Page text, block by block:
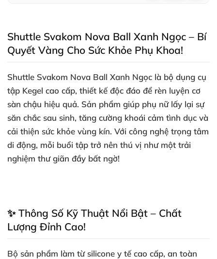
Shuttle Svakom Nova Ball Xanh Ngọc – Bí
Quyết Vàng Cho Sức Khỏe Phụ Khoa!
Shuttle Svakom Nova Ball Xanh Ngọc là bộ dụng cụ
tập Kegel cao cấp, thiết kế độc đáo để rèn luyện cơ
sàn chậu hiệu quả. Sản phẩm giúp phụ nữ lấy lại sự
săn chắc sau sinh, tăng cường khoái cảm tình dục và
cải thiện sức khỏe vùng kín. Với công nghệ trọng tâm
di động, mỗi buổi tập trở nên thú vị như một trải
nghiệm thư giãn đầy bất ngờ!
✨ Thông Số Kỹ Thuật Nổi Bật – Chất
Lượng Đỉnh Cao!
Bộ sản phẩm làm từ silicone y tế cao cấp, an toàn